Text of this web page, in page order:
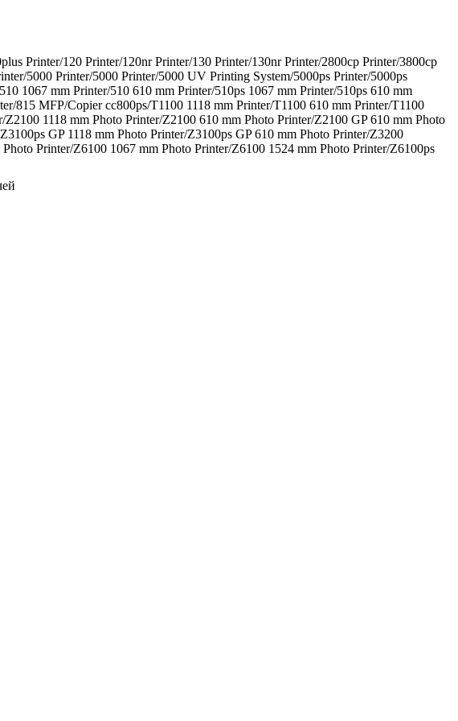
Printer/120 Printer/120nr Printer/130 Printer/130nr Printer/2800cp Printer/3800cp
5000 Printer/5000 Printer/5000 UV Printing System/5000ps Printer/5000ps
1067 mm Printer/510 610 mm Printer/510ps 1067 mm Printer/510ps 610 mm
815 MFP/Copier cc800ps/T1100 1118 mm Printer/T1100 610 mm Printer/T1100
1118 mm Photo Printer/Z2100 610 mm Photo Printer/Z2100 GP 610 mm Photo
GP 1118 mm Photo Printer/Z3100ps GP 610 mm Photo Printer/Z3200
Printer/Z6100 1067 mm Photo Printer/Z6100 1524 mm Photo Printer/Z6100ps